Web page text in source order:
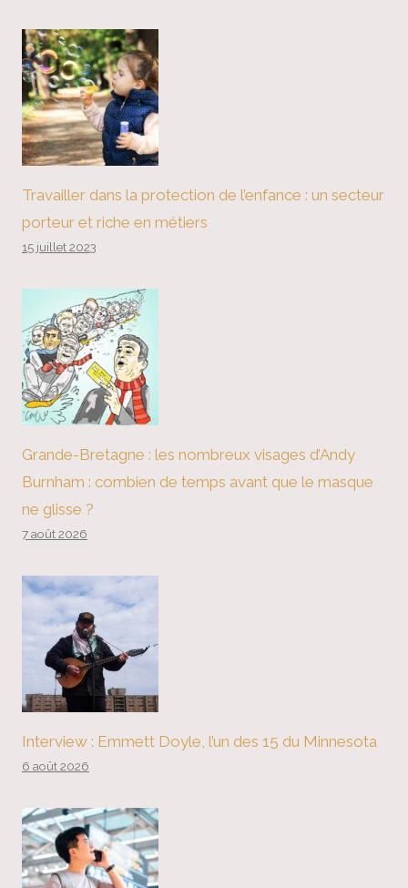
Travailler dans la protection de l’enfance : un secteur
porteur et riche en métiers
15 juillet 2023
Grande-Bretagne : les nombreux visages d’Andy
Burnham : combien de temps avant que le masque
ne glisse ?
7 août 2026
Interview : Emmett Doyle, l’un des 15 du Minnesota
6 août 2026